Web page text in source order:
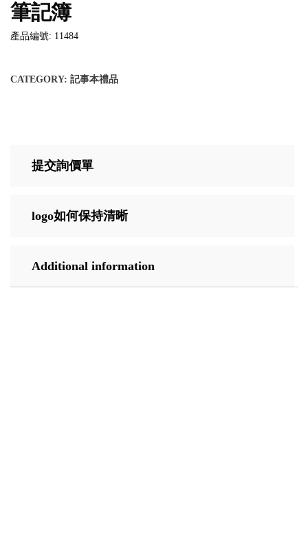
筆記簿
產品編號: 11484
CATEGORY: 記事本禮品
提交詢價單
logo如何保持清晰
Additional information